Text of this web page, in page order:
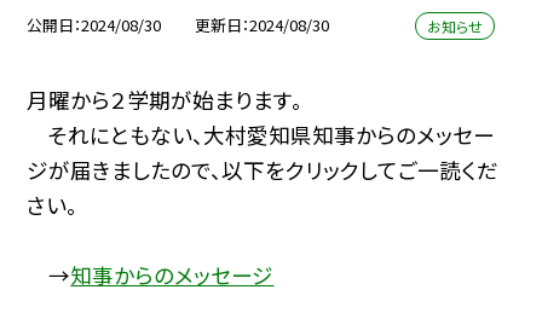
公開日 2024/08/30 更新日 2024/08/30 お知らせ
月曜から２学期が始まります。
それにともない、大村愛知県知事からのメッセー
ジが届きましたので、以下をクリックしてご一読くだ
さい。
→知事からのメッセージ